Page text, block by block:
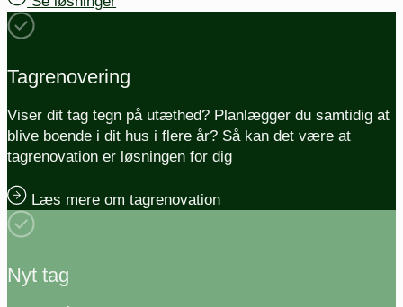
Tagrenovering
Viser dit tag tegn på utæthed? Planlægger du samtidig at
blive boende i dit hus i flere år? Så kan det være at
tagrenovation er løsningen for dig
Læs mere om tagrenovation
Nyt tag